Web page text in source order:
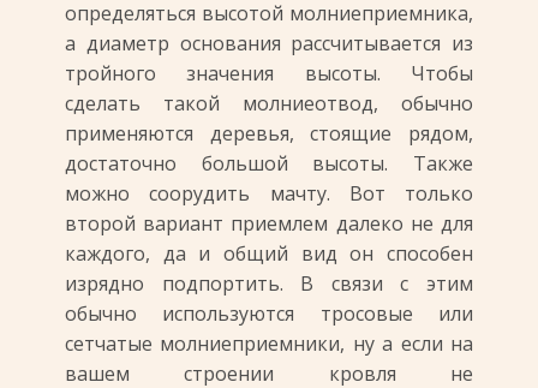
определяться высотой молниеприемника,
а диаметр основания рассчитывается из
тройного значения высоты. Чтобы
сделать такой молниеотвод, обычно
применяются деревья, стоящие рядом,
достаточно большой высоты. Также
можно соорудить мачту. Вот только
второй вариант приемлем далеко не для
каждого, да и общий вид он способен
изрядно подпортить. В связи с этим
обычно используются тросовые или
сетчатые молниеприемники, ну а если на
вашем строении кровля не